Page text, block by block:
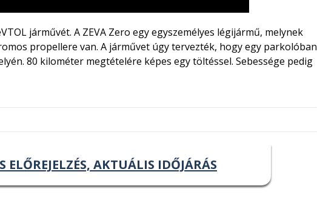
járművét. A ZEVA Zero egy egyszemélyes légijármű, melynek
propellere van. A járművet úgy tervezték, hogy egy parkolóban
80 kilométer megtételére képes egy töltéssel. Sebessége pedig
ELŐREJELZÉS, AKTUÁLIS IDŐJÁRÁS